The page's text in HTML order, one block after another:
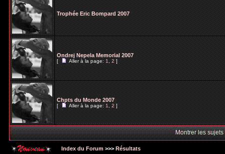
Trophée Eric Bompard 2007
Ondrej Nepela Memorial 2007
[ Aller à la page:1,2]
Chpts du Monde 2007
[ Aller à la page:1,2]
Montrer les
Index du Forum >>> Résultats